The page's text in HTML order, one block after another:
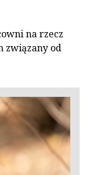
na rzecz
związany od